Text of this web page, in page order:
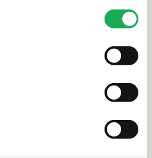
60x60 Flis
PROVENZA